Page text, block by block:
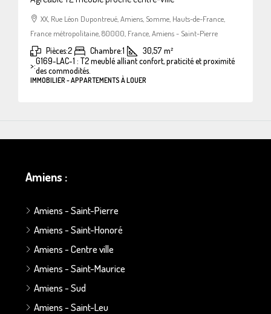
XX, Rue Léon Dupontreué, Amiens, Somme, Hauts-de-France,
France métropolitaine, 80000, France, Amiens - Saint-Pierre
Pièces:2 Chambre:1 30,57 m²
>:G169-LAC-1 : T2 meublé alliant confort, praticité et proximité
des commodités.
IMMOBILIER - APPARTEMENTS À LOUER
Amiens :
Amiens - Saint-Pierre
Amiens - Saint-Honoré
Amiens - Centre ville
Amiens - Saint-Maurice
Amiens - Sud
Amiens - Saint-Leu